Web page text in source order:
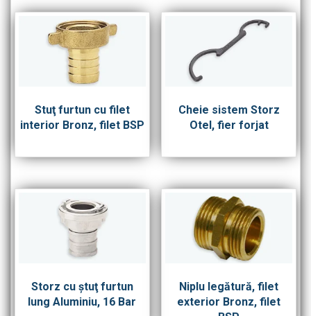
Stuţ furtun cu filet
interior Bronz, filet BSP
Cheie sistem Storz
Otel, fier forjat
Storz cu ştuţ furtun
lung Aluminiu, 16 Bar
Niplu legătură, filet
exterior Bronz, filet